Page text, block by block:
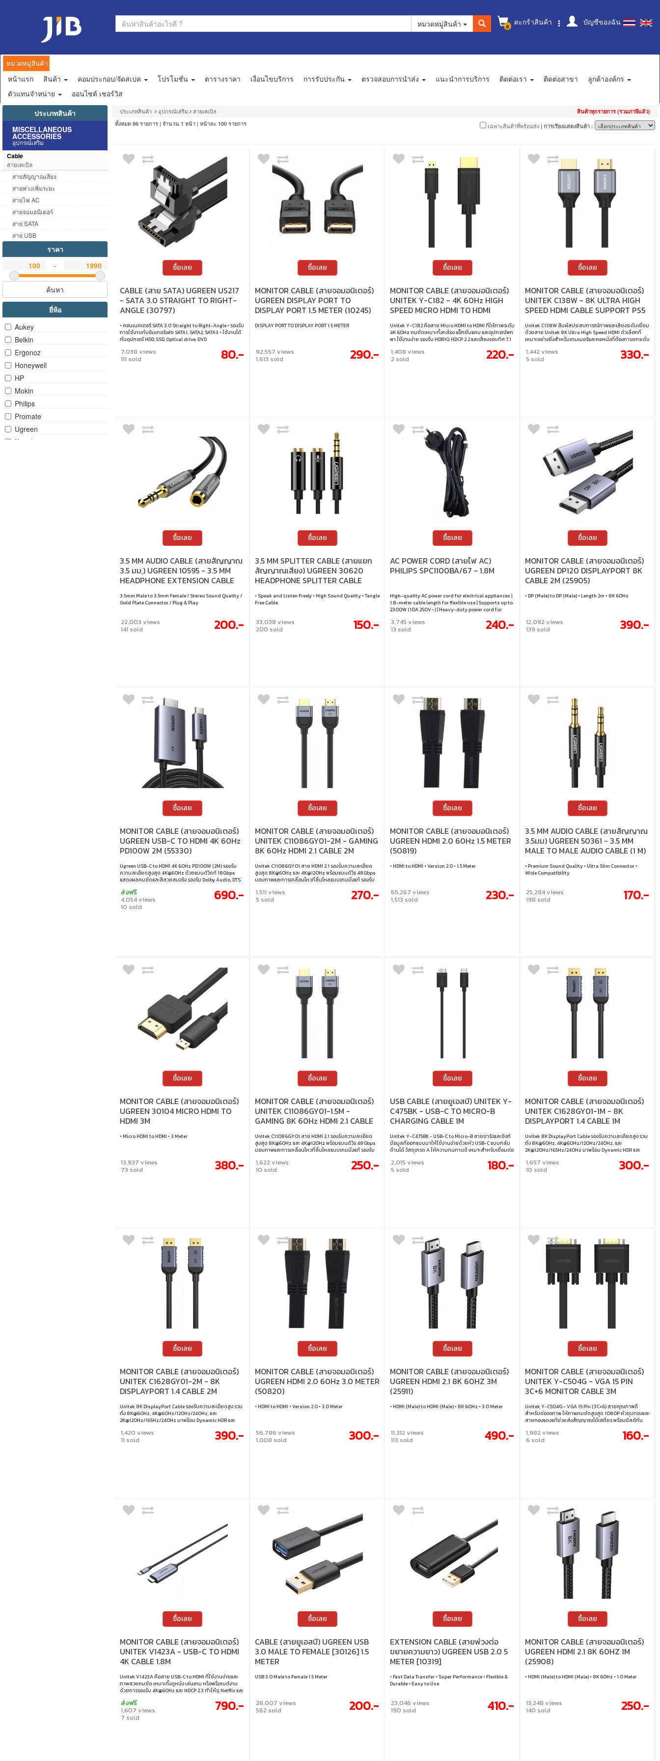
0 ตะกร้าสินค้า บัญชีของฉัน
หมวดหมู่สินค้า
หมวดหมู่สินค้า
หน้าแรก สินค้า คอมประกอบ/จัดสเปค โปรโมชั่น ตารางราคา เงื่อนไขบริการ การรับประกัน ตรวจสอบการนำส่ง แนะนำการบริการ ติดต่อเรา ติดต่อสาขา
ลูกค้าองค์กร
ตัวแทนจำหน่าย
ออนไซต์ เซอร์วิส
ประเภทสินค้า
MISCELLANEOUS
ACCESSORIES
อุปกรณ์เสริม
Cable
สายเคเบิล
สายสัญญาณเสียง
สายพ่วงเพิ่มระยะ
สายไฟ AC
สายจอมอนิเตอร์
สาย SATA
สาย USB
ราคา
-
ค้นหา
ยี่ห้อ
Aukey
Belkin
Ergonoz
Honeywell
HP
Mokin
Philips
Promate
Ugreen
Unitek
ประเภทสินค้า อุปกรณ์เสริม สายเคเบิล สินค้าทุกรายการ (รวมภาษีแล้ว)
ทั้งหมด 96 รายการ | จำนวน 1 หน้า | หน้าละ 100 รายการ เฉพาะสินค้าที่พร้อมส่ง | การเรียงแสดงสินค้า :
ซื้อเลย
CABLE (สาย SATA) UGREEN US217
- SATA 3.0 STRAIGHT TO RIGHT-
ANGLE (30797)
• คอนเนคเตอร์ SATA 3.0 Straight to Right-Angle • รองรับ
การใช้งานกับอินเทอร์เฟซ SATA1, SATA2, SATA3 • ใช้งานได้
กับอุปกรณ์ HDD, SSD, Optical drive, DVD
7,038 views
111 sold 80.-
ซื้อเลย
MONITOR CABLE (สายจอมอนิเตอร์)
UGREEN DISPLAY PORT TO
DISPLAY PORT 1.5 METER (10245)
DISPLAY PORT TO DISPLAY PORT 1.5 METER
92,557 views
1,613 sold 290.-
ซื้อเลย
MONITOR CABLE (สายจอมอนิเตอร์)
UNITEK Y-C182 - 4K 60Hz HIGH
SPEED MICRO HDMI TO HDMI
Unitek Y-C182 คือสาย Micro HDMI to HDMI ที่ให้ภาพระดับ
4K 60Hz คมชัดเหมาะทั้งกล้อง แอ็กชั่นแคม และอุปกรณ์พก
พา ใช้งานง่าย รองรับ HDR10, HDCP 2.2 และเสียงรอบทิศ 7.1
ยาว 2 เมตร • แบนด์วิดท์ 18Gbps สำหรับภาพ 4K@60Hz
มาตรฐาน HDMI 2.0 • รองรับอุปกรณ์รุ่นเก่า (Backward
1,408 views
2 sold 220.-
ซื้อเลย
MONITOR CABLE (สายจอมอนิเตอร์)
UNITEK C138W - 8K ULTRA HIGH
SPEED HDMI CABLE SUPPORT PS5
4K 120Hz 2M
Unitek C138W สัมผัสประสบการณ์ภาพและเสียงระดับเยี่ยม
ด้วยสาย Unitek 8K Ultra High Speed HDMI ตัวเลือกที่
เหมาะอย่างยิ่งสำหรับเกมเมอร์และคอหนังที่ต้องการยกระดับ
8K@60Hz และ 4K@120Hz ให้ภาพคมชัดลื่นไหล •
Dynamic HDR ปรับภาพให้สมจริง เฟรมต่อเฟรม • eARC ส่ง
1,442 views
5 sold 330.-
ซื้อเลย
3.5 MM AUDIO CABLE (สายสัญญาณ
3.5 มม,) UGREEN 10595 - 3.5 MM
HEADPHONE EXTENSION CABLE
3.5mm Male to 3.5mm Female / Stereo Sound Quality /
Gold Plate Connector / Plug & Play
22,003 views
141 sold 200.-
ซื้อเลย
3.5 MM SPLITTER CABLE (สายแยก
สัญญาณเสียง) UGREEN 30620
HEADPHONE SPLITTER CABLE
(20CM)
• Speak and Listen Freely • High Sound Quality • Tangle
Free Cable
33,038 views
200 sold 150.-
ซื้อเลย
AC POWER CORD (สายไฟ AC)
PHILIPS SPC1100BA/67 - 1.8M
High-quality AC power cord for electrical appliances |
1.8-meter cable length for flexible use | Supports up to
2300W (10A 250V~) | Heavy-duty power cord for
to use
3,745 views
13 sold 240.-
ซื้อเลย
MONITOR CABLE (สายจอมอนิเตอร์)
UGREEN DP120 DISPLAYPORT 8K
CABLE 2M (25905)
• DP (Male) to DP (Male) • Length 2m • 8K 60Hz
12,092 views
139 sold 390.-
ซื้อเลย
MONITOR CABLE (สายจอมอนิเตอร์)
UGREEN USB-C TO HDMI 4K 60Hz
PD100W 2M (55330)
Ugreen USB-C to HDMI 4K 60Hz PD100W (2M) รองรับ
ความละเอียดสูงสุด 4K@60Hz ด้วยแบนด์วิดท์ 18Gbps
แสดงผลคมชัดและสีสวยสมจริง รองรับ Dolby Audio, DTS
PD 100W สำหรับชาร์จอุปกรณ์ได้รวดเร็ว เหมาะสำหรับ
แล็ปท็อป แท็บเล็ต และสมาร์ตดีไวซ์ต่าง ๆ • รองรับภาพ 4K
60Hz คมชัด สีสวยสมจริง • แบนด์วิดท์สูง 18Gbps ส่ง
ส่งฟรี
4,054 views
10 sold
690.-
ซื้อเลย
MONITOR CABLE (สายจอมอนิเตอร์)
UNITEK C11086GY01-2M - GAMING
8K 60Hz HDMI 2.1 CABLE 2M
Unitek C11086GY01 สาย HDMI 2.1 รองรับความละเอียด
สูงสุด 8K@60Hz และ 4K@120Hz พร้อมแบนด์วิธ 48Gbps
มอบภาพและการเคลื่อนไหวที่ลื่นไหลแบบเกมมิ่งแท้ รองรับ
ARC/DTS-HD/Dolby ให้ประสบการณ์ความบันเทิงคมชัด
สมจริงยิ่งขึ้น • ความยาว 2 เมตร • รองรับ 8K@60Hz,
1,511 views
5 sold 270.-
ซื้อเลย
MONITOR CABLE (สายจอมอนิเตอร์)
UGREEN HDMI 2.0 60Hz 1.5 METER
(50819)
• HDMI to HDMI • Version 2.0 • 1.5 Meter
65,267 views
1,513 sold 230.-
ซื้อเลย
3.5 MM AUDIO CABLE (สายสัญญาณ
3.5มม) UGREEN 50361 - 3.5 MM
MALE TO MALE AUDIO CABLE (1 M)
• Premium Sound Quality • Ultra Slim Connector •
Wide Compatibility
25,284 views
198 sold 170.-
ซื้อเลย
MONITOR CABLE (สายจอมอนิเตอร์)
UGREEN 30104 MICRO HDMI TO
HDMI 3M
• Micro HDMI to HDMI • 3 Meter
13,937 views
73 sold 380.-
ซื้อเลย
MONITOR CABLE (สายจอมอนิเตอร์)
UNITEK C11086GY01-1.5M -
GAMING 8K 60Hz HDMI 2.1 CABLE
Unitek C11086GY01 สาย HDMI 2.1 รองรับความละเอียด
สูงสุด 8K@60Hz และ 4K@120Hz พร้อมแบนด์วิธ 48Gbps
มอบภาพและการเคลื่อนไหวที่ลื่นไหลแบบเกมมิ่งแท้ รองรับ
ARC/DTS-HD/Dolby ให้ประสบการณ์ความบันเทิงคมชัด
สมจริงยิ่งขึ้น • ความยาว 1.5 เมตร • รองรับ 8K@60Hz,
1,622 views
10 sold 250.-
ซื้อเลย
USB CABLE (สายยูเอสบี) UNITEK Y-
C475BK - USB-C TO MICRO-B
CHARGING CABLE 1M
Unitek Y-C475BK - USB-C to Micro-B สายชาร์จและซิงก์
ข้อมูลที่ออกแบบมาให้ใช้งานง่ายด้วยหัว USB-C แบบกลับ
ด้านได้ วัสดุเกรด A ให้ความทนทานดี เหมาะสำหรับเชื่อมต่อ
ได้ทั้งชาร์จและโอนถ่ายข้อมูลอย่างเสถียร • ความยาว : 1
เมตร • การเชื่อมต่อ : อุปกรณ์ USB-C เข้ากับอุปกรณ์ Micro
2,015 views
5 sold 180.-
ซื้อเลย
MONITOR CABLE (สายจอมอนิเตอร์)
UNITEK C1628GY01-1M - 8K
DISPLAYPORT 1.4 CABLE 1M
Unitek 8K DisplayPort Cable รองรับความละเอียดสูง รวม
ถึง 8K@60Hz, 4K@60Hz/120Hz/240Hz, และ
2K@120Hz/165Hz/240Hz มาพร้อม Dynamic HDR และ
เวอร์ชัน 1.0 ถึง 1.3 • รองรับ 240Hz และ 8K@60Hz • ระบบ
เสียง 32 แชนแนล, 1,536kHz • แบนด์วิดท์ 32.4Gbps •
1,657 views
10 sold 300.-
ซื้อเลย
MONITOR CABLE (สายจอมอนิเตอร์)
UNITEK C1628GY01-2M - 8K
DISPLAYPORT 1.4 CABLE 2M
Unitek 8K DisplayPort Cable รองรับความละเอียดสูง รวม
ถึง 8K@60Hz, 4K@60Hz/120Hz/240Hz, และ
2K@120Hz/165Hz/240Hz มาพร้อม Dynamic HDR และ
เวอร์ชัน 1.0 ถึง 1.3 • รองรับ 240Hz และ 8K@60Hz • ระบบ
เสียง 32 แชนแนล, 1,536kHz • แบนด์วิดท์ 32.4Gbps •
1,420 views
11 sold 390.-
ซื้อเลย
MONITOR CABLE (สายจอมอนิเตอร์)
UGREEN HDMI 2.0 60Hz 3.0 METER
(50820)
• HDMI to HDMI • Version 2.0 • 3.0 Meter
56,786 views
1,008 sold 300.-
ซื้อเลย
MONITOR CABLE (สายจอมอนิเตอร์)
UGREEN HDMI 2.1 8K 60HZ 3M
(25911)
• HDMI (Male) to HDMI (Male) • 8K 60Hz • 3.0 Meter
11,212 views
113 sold 490.-
ซื้อเลย
MONITOR CABLE (สายจอมอนิเตอร์)
UNITEK Y-C504G - VGA 15 PIN
3C+6 MONITOR CABLE 3M
Unitek Y-C504G - VGA 15 Pin (3C+6) สายคุณภาพดี
สำหรับต่อจอภาพ ให้ภาพคมชัดสูงสุด 1080P หัวชุบทองและ
สายทองแดงแท้ช่วยส่งสัญญาณได้เสถียร พร้อมชิลด์กัน
กับอุปกรณ์ที่รองรับ VGA ทุกชนิด เหมาะทั้งงานออฟฟิศและ
ต่อจอเสริมทั่วไป • ความยาว : 3 เมตร • รองรับความละเอียด
1,982 views
6 sold 160.-
ซื้อเลย
MONITOR CABLE (สายจอมอนิเตอร์)
UNITEK V1423A - USB-C TO HDMI
4K CABLE 1.8M
Unitek V1423A คือสาย USB-C to HDMI ที่ใช้งานง่ายและ
ภาพสวยคมชัด เหมาะทั้งดูหนัง เล่นเกม หรือพรีเซนต์งาน
ด้วยการรองรับ 4K@60Hz และ HDCP 2.3 ทำให้ดู Netflix และ
เสียบแล้วติดทันทีให้ภาพนิ่งคมแบบมั่นใจ • ความยาว : 1.8
เมตร • ความละเอียด : รองรับ 4K@60Hz • สตรีมมิ่ง : รองรับ
HDCP 2.3 สำหรับ Netflix และ Disney+ • การใช้งาน : เชื่อม
ส่งฟรี
1,607 views
7 sold
790.-
ซื้อเลย
CABLE (สายยูเอสบี) UGREEN USB
3.0 MALE TO FEMALE [30126] 1.5
METER
USB 3.0 Male to Female 1.5 Meter
28,007 views
562 sold 200.-
ซื้อเลย
EXTENSION CABLE (สายพ่วงต่อ
ขยายความยาว) UGREEN USB 2.0 5
METER [10319]
• Fast Data Transfer • Super Performance • Flexible &
Durable • Easy to Use
23,046 views
190 sold 410.-
ซื้อเลย
MONITOR CABLE (สายจอมอนิเตอร์)
UGREEN HDMI 2.1 8K 60HZ 1M
(25908)
• HDMI (Male) to HDMI (Male) • 8K 60Hz • 1.0 Meter
13,248 views
140 sold 250.-